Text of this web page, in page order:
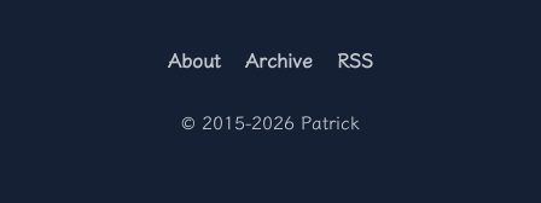
About Archive RSS
© 2015-2026 Patrick